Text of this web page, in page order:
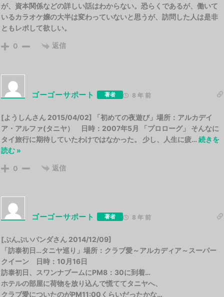
が、資本関係などの詳しい話はわからない。恐らくであるが、働いて
いるカラオケ嬢の大半は変わっていないと思うが、訪問した人は是非
ともレポして欲しい。
0 返信
ゴーゴーサポート 著者 8 年 前
[ようしんさん 2015/04/02] 「初めての夜遊び」場所：アルカデイ
ア・アルファ(タニヤ） 日時：2007年5月 「プロローグ」 そんなに
タイ旅行に期待していたわけではなかった。 少し、人生に疲… 続きを
読む »
0 返信
ゴーゴーサポート 著者 8 年 前
[ぷんぷいパンダさん 2014/12/09]
「訪泰初日…タニヤ巡り」場所：クラブ愛～アルカディア～スーパー
クイーン 日時：10月16日
訪泰初日、スワンナブームにPM8：30に到着…
ホテルの部屋に荷物を放り込んで慌ててタニヤへ、
クラブ愛についたのがPM11:00くらいだったかな…